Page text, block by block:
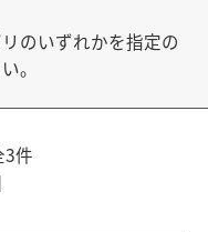
のいずれかを指定の
。
3件